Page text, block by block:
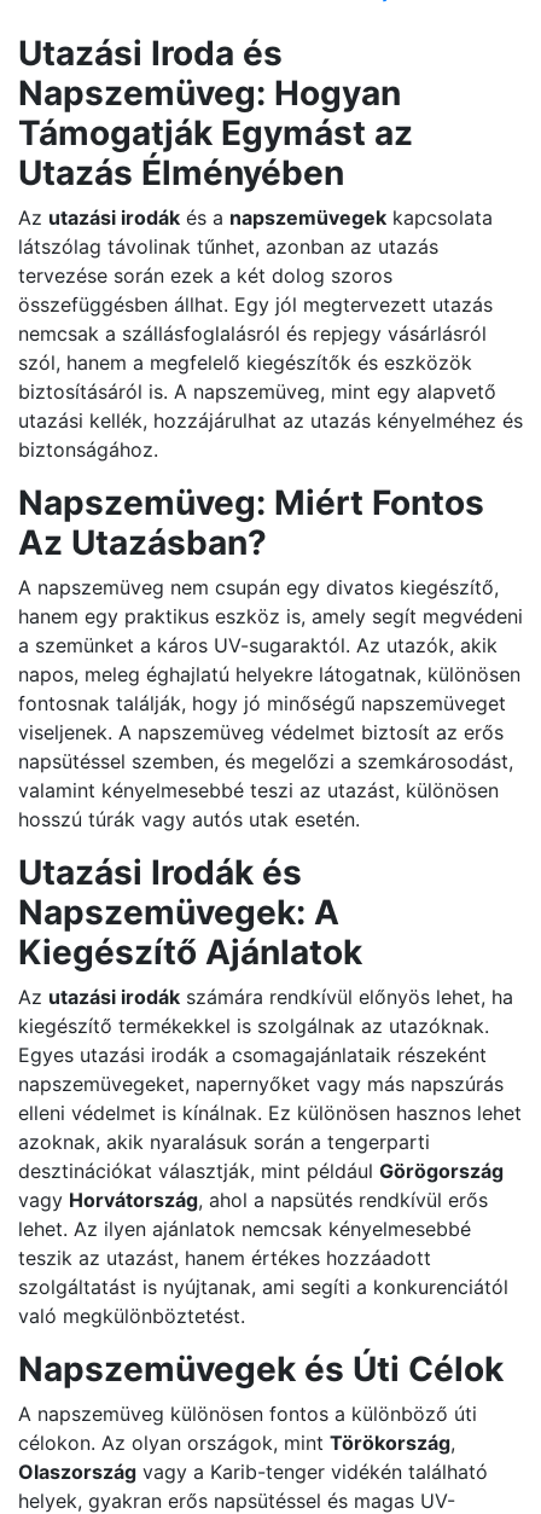
Utazási Iroda és
Napszemüveg: Hogyan
Támogatják Egymást az
Utazás Élményében
Az utazási irodák és a napszemüvegek kapcsolata
látszólag távolinak tűnhet, azonban az utazás
tervezése során ezek a két dolog szoros
összefüggésben állhat. Egy jól megtervezett utazás
nemcsak a szállásfoglalásról és repjegy vásárlásról
szól, hanem a megfelelő kiegészítők és eszközök
biztosításáról is. A napszemüveg, mint egy alapvető
utazási kellék, hozzájárulhat az utazás kényelméhez és
biztonságához.
Napszemüveg: Miért Fontos
Az Utazásban?
A napszemüveg nem csupán egy divatos kiegészítő,
hanem egy praktikus eszköz is, amely segít megvédeni
a szemünket a káros UV-sugaraktól. Az utazók, akik
napos, meleg éghajlatú helyekre látogatnak, különösen
fontosnak találják, hogy jó minőségű napszemüveget
viseljenek. A napszemüveg védelmet biztosít az erős
napsütéssel szemben, és megelőzi a szemkárosodást,
valamint kényelmesebbé teszi az utazást, különösen
hosszú túrák vagy autós utak esetén.
Utazási Irodák és
Napszemüvegek: A
Kiegészítő Ajánlatok
Az utazási irodák számára rendkívül előnyös lehet, ha
kiegészítő termékekkel is szolgálnak az utazóknak.
Egyes utazási irodák a csomagajánlataik részeként
napszemüvegeket, napernyőket vagy más napszúrás
elleni védelmet is kínálnak. Ez különösen hasznos lehet
azoknak, akik nyaralásuk során a tengerparti
desztinációkat választják, mint például Görögország
vagy Horvátország, ahol a napsütés rendkívül erős
lehet. Az ilyen ajánlatok nemcsak kényelmesebbé
teszik az utazást, hanem értékes hozzáadott
szolgáltatást is nyújtanak, ami segíti a konkurenciától
való megkülönböztetést.
Napszemüvegek és Úti Célok
A napszemüveg különösen fontos a különböző úti
célokon. Az olyan országok, mint Törökország,
Olaszország vagy a Karib-tenger vidékén található
helyek, gyakran erős napsütéssel és magas UV-